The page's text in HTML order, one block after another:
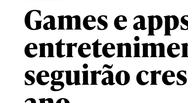
Games e
seguirão